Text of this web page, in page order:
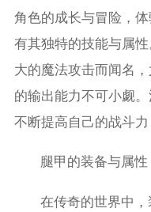
角色的成长与冒险，
有其独特的技能与属
大的魔法攻击而闻名
的输出能力不可小觑
不断提高自己的战斗力
腿甲的装备与属性
在传奇的世界中